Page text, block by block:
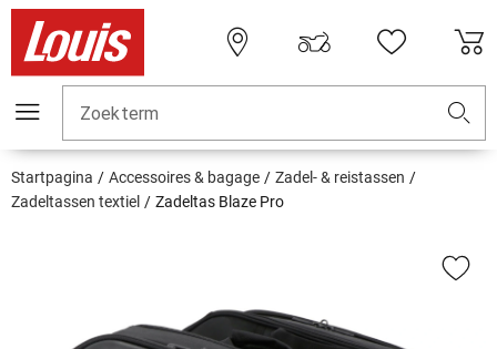
Zoekterm
Startpagina Accessoires & bagage
Zadel- & reistassen
Zadeltassen textiel
Zadeltas Blaze Pro